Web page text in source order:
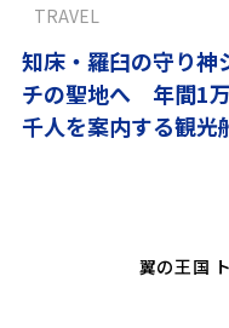
知床・羅臼の守り神
チの聖地へ 年間1
千人を案内する観光
TRAVEL
翼の王国